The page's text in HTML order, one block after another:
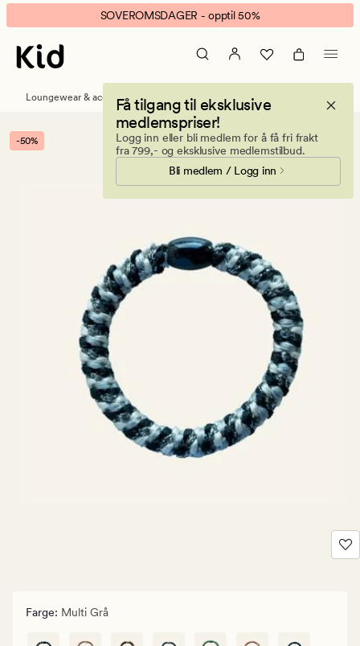
Nina
glitter
hårstrikk
multi
banner.
Klikk
ESCAPE
pause.
SOVEROMSDAGER - opptil 50%
Få tilgang til eksklusive
medlemspriser!
Logg inn eller bli medlem for å få fri frakt
fra 799,- og eksklusive medlemstilbud.
Bli medlem / Logg inn
Loungewear & accessories Håraccessories
-50%
Farge: Multi Grå